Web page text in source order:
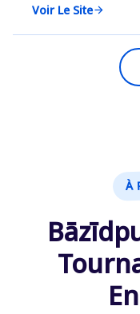
Voir Le Sitearrow_forward
À